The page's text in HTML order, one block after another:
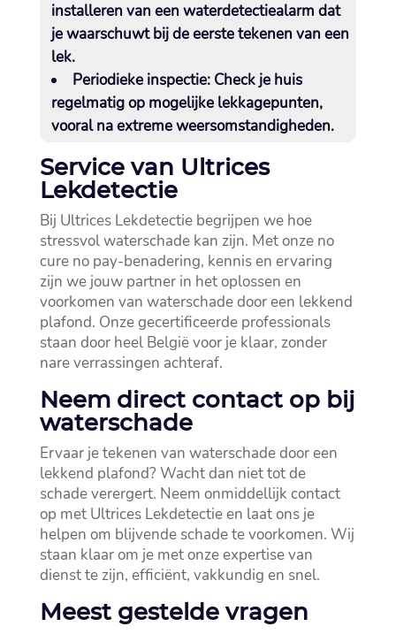
installeren van een waterdetectiealarm dat
je waarschuwt bij de eerste tekenen van een
lek.​
Periodieke inspectie:Check je huis
regelmatig op mogelijke lekkagepunten,
vooral na extreme weersomstandigheden.​
Service van Ultrices
Lekdetectie
Bij Ultrices Lekdetectie begrijpen we hoe
stressvol waterschade kan zijn.​ Met onze no
cure no pay-benadering, kennis en ervaring
zijn we jouw partner in het oplossen en
voorkomen van waterschade door een lekkend
plafond.​ Onze gecertificeerde professionals
staan door heel België voor je klaar, zonder
nare verrassingen achteraf.​
Neem direct contact op bij
waterschade
Ervaar je tekenen van waterschade door een
lekkend plafond? Wacht dan niet tot de
schade verergert.​ Neem onmiddellijk contact
op met Ultrices Lekdetectie en laat ons je
helpen om blijvende schade te voorkomen.​ Wij
staan klaar om je met onze expertise van
dienst te zijn, efficiënt, vakkundig en snel.​
Meest gestelde vragen